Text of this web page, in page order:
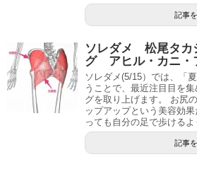
記事
ソレダメ 松尾タカ
グ アヒル・カニ・
ソレダメ(5/15）では、「
うことで、最近注目目を
グを取り上げます。 お尻
ップアップという美容効
っても自分の足で歩けるよ
記事